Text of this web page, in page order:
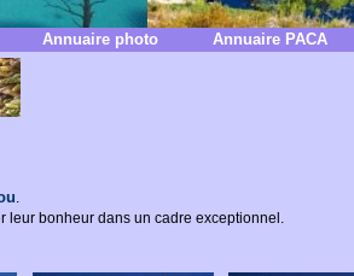
Annuaire photo Annuaire PACA
.
leur bonheur dans un cadre exceptionnel.